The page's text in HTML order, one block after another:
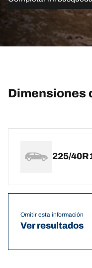
Dimensiones
225/
Omitir esta información
Ver resultados